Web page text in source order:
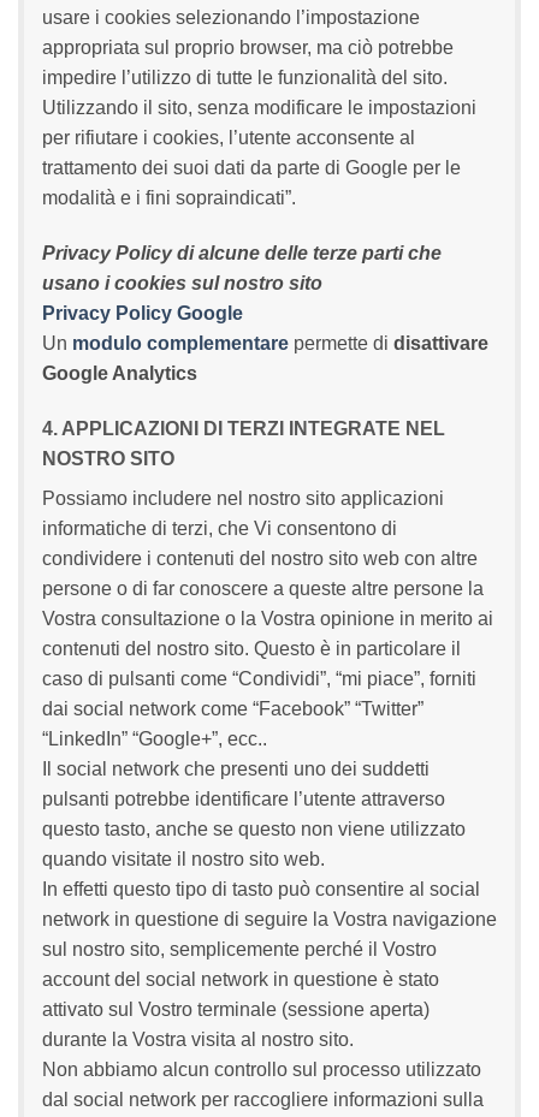
usare i cookies selezionando l’impostazione
appropriata sul proprio browser, ma ciò potrebbe
impedire l’utilizzo di tutte le funzionalità del sito.
Utilizzando il sito, senza modificare le impostazioni
per rifiutare i cookies, l’utente acconsente al
trattamento dei suoi dati da parte di Google per le
modalità e i fini sopraindicati”.
Privacy Policy di alcune delle terze parti che
usano i cookies sul nostro sito
Privacy Policy Google
Un modulo complementare permette di disattivare
Google Analytics
4. APPLICAZIONI DI TERZI INTEGRATE NEL
NOSTRO SITO
Possiamo includere nel nostro sito applicazioni
informatiche di terzi, che Vi consentono di
condividere i contenuti del nostro sito web con altre
persone o di far conoscere a queste altre persone la
Vostra consultazione o la Vostra opinione in merito ai
contenuti del nostro sito. Questo è in particolare il
caso di pulsanti come “Condividi”, “mi piace”, forniti
dai social network come “Facebook” “Twitter”
“LinkedIn” “Google+”, ecc..
Il social network che presenti uno dei suddetti
pulsanti potrebbe identificare l’utente attraverso
questo tasto, anche se questo non viene utilizzato
quando visitate il nostro sito web.
In effetti questo tipo di tasto può consentire al social
network in questione di seguire la Vostra navigazione
sul nostro sito, semplicemente perché il Vostro
account del social network in questione è stato
attivato sul Vostro terminale (sessione aperta)
durante la Vostra visita al nostro sito.
Non abbiamo alcun controllo sul processo utilizzato
dal social network per raccogliere informazioni sulla